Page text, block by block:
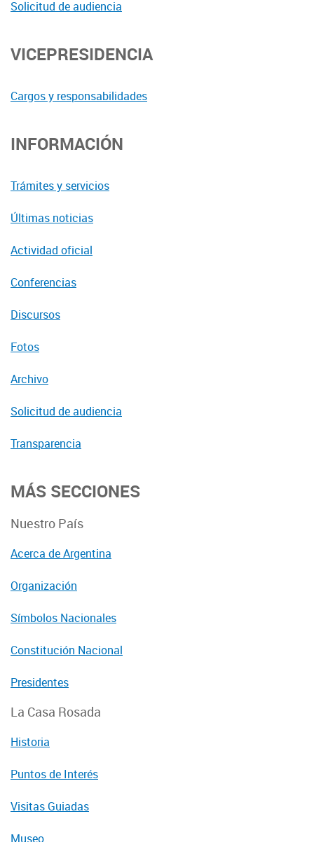
Solicitud de audiencia
VICEPRESIDENCIA
Cargos y responsabilidades
INFORMACIÓN
Trámites y servicios
Últimas noticias
Actividad oficial
Conferencias
Discursos
Fotos
Archivo
Solicitud de audiencia
Transparencia
MÁS SECCIONES
Nuestro País
Acerca de Argentina
Organización
Símbolos Nacionales
Constitución Nacional
Presidentes
La Casa Rosada
Historia
Puntos de Interés
Visitas Guiadas
Museo